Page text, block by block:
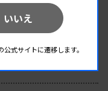
16回］
いいえ
式サイトに遷移します。